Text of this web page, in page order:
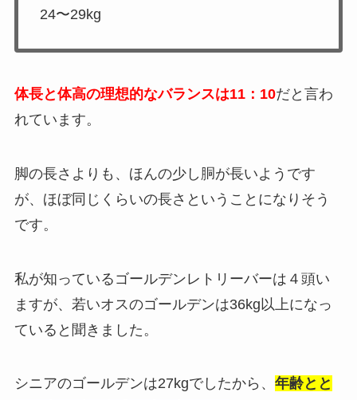
24〜29kg
体長と体高の理想的なバランスは11：10だと言わ
れています。
脚の長さよりも、ほんの少し胴が長いようです
が、ほぼ同じくらいの長さということになりそう
です。
私が知っているゴールデンレトリーバーは４頭い
ますが、若いオスのゴールデンは36kg以上になっ
ていると聞きました。
シニアのゴールデンは27kgでしたから、 年齢とと